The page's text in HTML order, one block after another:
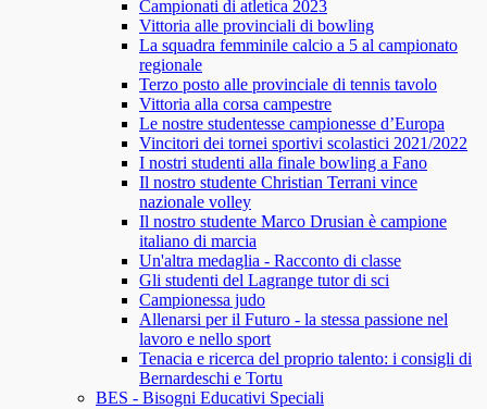
Campionati di atletica 2023
Vittoria alle provinciali di bowling
La squadra femminile calcio a 5 al campionato
regionale
Terzo posto alle provinciale di tennis tavolo
Vittoria alla corsa campestre
Le nostre studentesse campionesse d’Europa
Vincitori dei tornei sportivi scolastici 2021/2022
I nostri studenti alla finale bowling a Fano
Il nostro studente Christian Terrani vince
nazionale volley
Il nostro studente Marco Drusian è campione
italiano di marcia
Un'altra medaglia - Racconto di classe
Gli studenti del Lagrange tutor di sci
Campionessa judo
Allenarsi per il Futuro - la stessa passione nel
lavoro e nello sport
Tenacia e ricerca del proprio talento: i consigli di
Bernardeschi e Tortu
BES - Bisogni Educativi Speciali